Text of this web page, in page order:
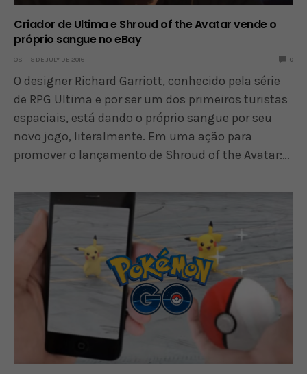
Criador de Ultima e Shroud of the Avatar vende o
próprio sangue no eBay
OS 8 DE JULY DE 2016 0
O designer Richard Garriott, conhecido pela série
de RPG Ultima e por ser um dos primeiros turistas
espaciais, está dando o próprio sangue por seu
novo jogo, literalmente. Em uma ação para
promover o lançamento de Shroud of the Avatar:…